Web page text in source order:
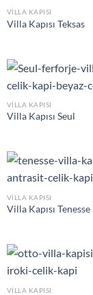
VILLA KAPISI
Villa Kapısı Teksas
VILLA KAPISI
Villa Kapısı Seul
VILLA KAPISI
Villa Kapısı Tenesse
VILLA KAPISI